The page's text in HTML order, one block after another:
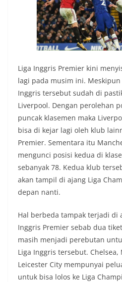
Liga Inggris Premier kini
lagi pada musim ini.
Inggris tersebut sudah di
Liverpool. Dengan perolehan
puncak klasemen maka
bisa di kejar lagi oleh klub
Premier. Sementara itu
mengunci posisi kedua di
sebanyak 78. Kedua klub
akan tampil di ajang Liga
depan nanti.
Hal berbeda tampak terjadi di
Inggris Premier sebab dua
masih menjadi perebutan
Liga Inggris tersebut.
Leicester City mempunyai
untuk bisa lolos ke Liga